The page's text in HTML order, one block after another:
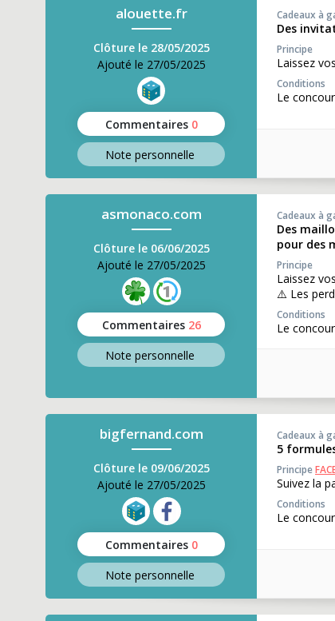
alouette.fr
Clôture le 28/05/2025
Ajouté le 27/05/2025
Commentaires 0
Note personnelle
Cadeaux à
Des
Principe
Laissez
Conditions
Le
asmonaco.com
Clôture le 06/06/2025
Ajouté le 27/05/2025
Commentaires 26
Note personnelle
Cadeaux à
Des
pour des
Principe
Laissez
⚠️ Les
Conditions
Le
bigfernand.com
Clôture le 09/06/2025
Ajouté le 27/05/2025
Commentaires 0
Note personnelle
Cadeaux à
5
Principe
Suivez la
Conditions
Le